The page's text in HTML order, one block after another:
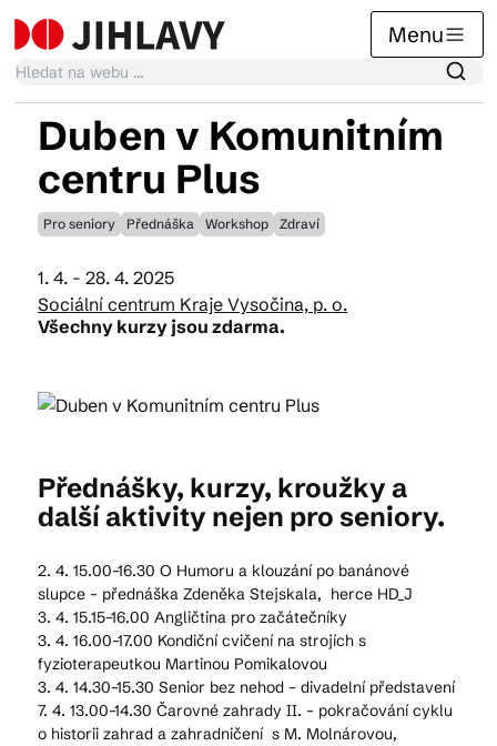
Menu
Kalendář akcí
Tradiční akce
Články
Suvenýry
Praktické info
Kam vyrazit
CS EN DE
Duben v Komunitním
centru Plus
Pro seniory Přednáška Workshop Zdraví
1. 4. - 28. 4. 2025
Sociální centrum Kraje Vysočina, p. o.
Všechny kurzy jsou zdarma.
Přednášky, kurzy, kroužky a
další aktivity nejen pro seniory.
2. 4. 15.00–16.30 O Humoru a klouzání po banánové
slupce – přednáška Zdeněka Stejskala, herce HD_J
3. 4. 15.15–16.00 Angličtina pro začátečníky
3. 4. 16.00–17.00 Kondiční cvičení na strojích s
fyzioterapeutkou Martinou Pomikalovou
3. 4. 14.30–15.30 Senior bez nehod – divadelní představení
7. 4. 13.00–14.30 Čarovné zahrady II. – pokračování cyklu
o historii zahrad a zahradničení s M. Molnárovou,